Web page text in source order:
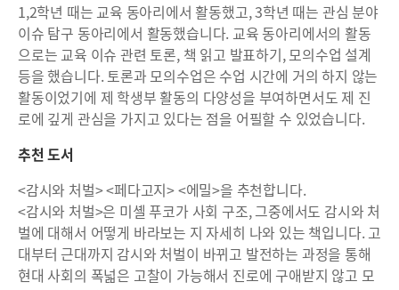
1,2학년 때는 교육 동아리에서 활동했고, 3학년 때는 관심 분야
이슈 탐구 동아리에서 활동했습니다. 교육 동아리에서의 활동
으로는 교육 이슈 관련 토론, 책 읽고 발표하기, 모의수업 설계
등을 했습니다. 토론과 모의수업은 수업 시간에 거의 하지 않는
활동이었기에 제 학생부 활동의 다양성을 부여하면서도 제 진
로에 깊게 관심을 가지고 있다는 점을 어필할 수 있었습니다.
추천 도서
<감시와 처벌> <페다고지> <에밀>을 추천합니다.
<감시와 처벌>은 미셸 푸코가 사회 구조, 그중에서도 감시와 처
벌에 대해서 어떻게 바라보는 지 자세히 나와 있는 책입니다. 고
대부터 근대까지 감시와 처벌이 바뀌고 발전하는 과정을 통해
현대 사회의 폭넓은 고찰이 가능해서 진로에 구애받지 않고 모